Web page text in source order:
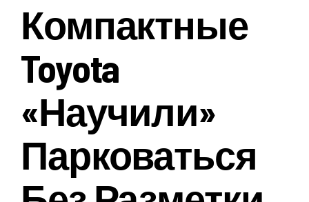
Компактные
Toyota
«научили»
Парковаться